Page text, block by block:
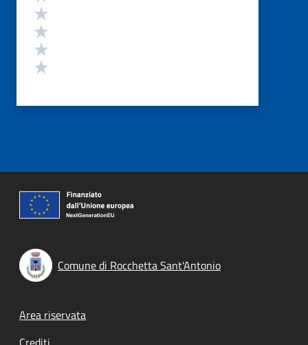
Comune di Rocchetta Sant'Antonio
Footer menu
Area riservata